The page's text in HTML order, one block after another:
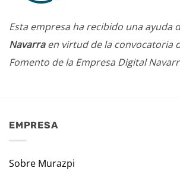
Esta empresa ha recibido una ayuda
Navarraen virtud de la convocatoria
Fomento de la Empresa Digital
EMPRESA
Sobre Murazpi